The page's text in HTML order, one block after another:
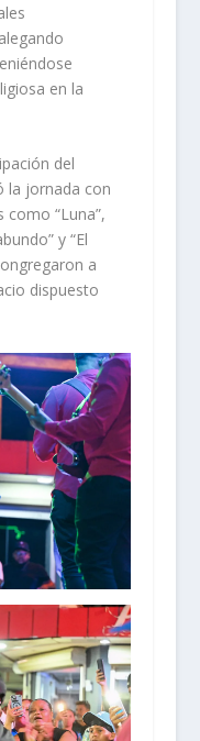
en la
del
la jornada con
“Luna”,
y “El
a
dispuesto